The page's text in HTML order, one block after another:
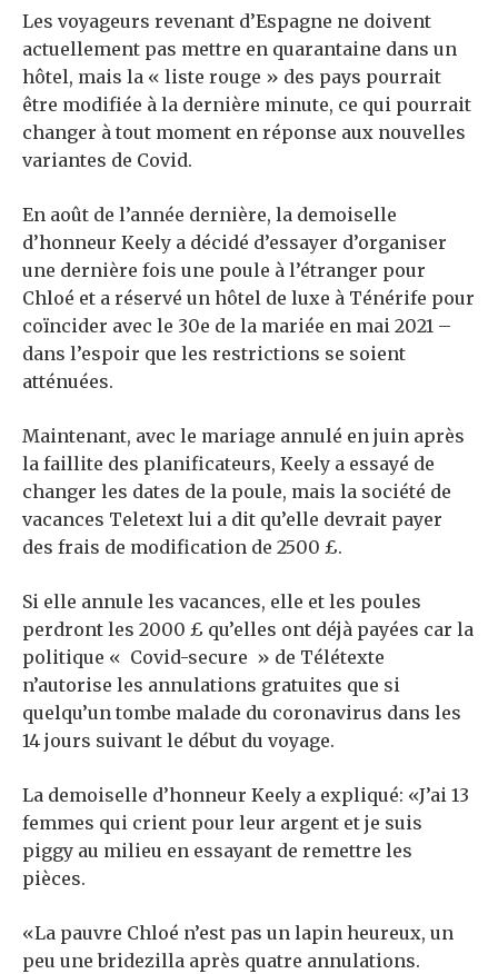
Les voyageurs revenant d’Espagne ne doivent
actuellement pas mettre en quarantaine dans un
hôtel, mais la « liste rouge » des pays pourrait
être modifiée à la dernière minute, ce qui pourrait
changer à tout moment en réponse aux nouvelles
variantes de Covid.
En août de l’année dernière, la demoiselle
d’honneur Keely a décidé d’essayer d’organiser
une dernière fois une poule à l’étranger pour
Chloé et a réservé un hôtel de luxe à Ténérife pour
coïncider avec le 30e de la mariée en mai 2021 –
dans l’espoir que les restrictions se soient
atténuées.
Maintenant, avec le mariage annulé en juin après
la faillite des planificateurs, Keely a essayé de
changer les dates de la poule, mais la société de
vacances Teletext lui a dit qu’elle devrait payer
des frais de modification de 2500 £.
Si elle annule les vacances, elle et les poules
perdront les 2000 £ qu’elles ont déjà payées car la
politique « Covid-secure » de Télétexte
n’autorise les annulations gratuites que si
quelqu’un tombe malade du coronavirus dans les
14 jours suivant le début du voyage.
La demoiselle d’honneur Keely a expliqué: «J’ai 13
femmes qui crient pour leur argent et je suis
piggy au milieu en essayant de remettre les
pièces.
«La pauvre Chloé n’est pas un lapin heureux, un
peu une bridezilla après quatre annulations.